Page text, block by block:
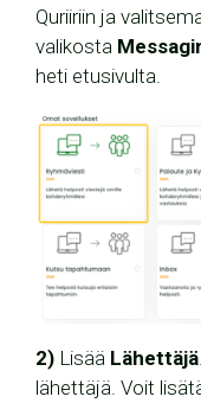
Quriiriin ja
valikosta
heti etusivulta.
2) Lisää Lähettäjä
lähettäjä. Voit